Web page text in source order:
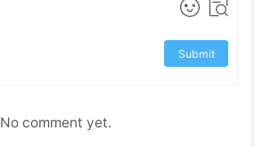
Submit
No comment yet.